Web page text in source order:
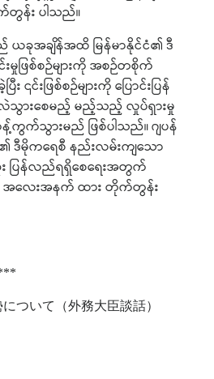
န်း ပါသည်။
ယခုအချိန်အထိ မြန်မာနိုင်ငံ၏ ဒီ
ဖြစ်စဉ်များကို အစဉ်တစိုက်
ြီး ၎င်းဖြစ်စဉ်များကို ပြောင်းပြန်
လဲသွားစေမည့် မည့်သည့် လှုပ်ရှားမှု
ကွက်သွားမည် ဖြစ်ပါသည်။ဂျပန်
ဒီမိုကရေစီ နည်းလမ်းကျသော
ပြန်လည်ရရှိစေရေးအတွက်
အလေးအနက် ထား တိုက်တွန်း
ついて（外務大臣談話）